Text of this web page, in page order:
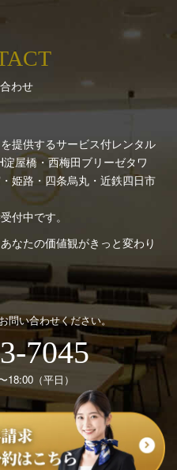
わせ
提供するサービス付レンタル
淀屋橋・西梅田ブリーゼタワ
姫路・四条烏丸・近鉄四日市
付中です。
なたの価値観がきっと変わり
問い合わせください。
7045
（平日）